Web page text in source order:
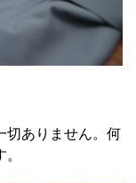
切ありません。何